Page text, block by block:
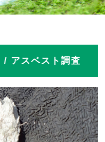
/ アスベスト調査